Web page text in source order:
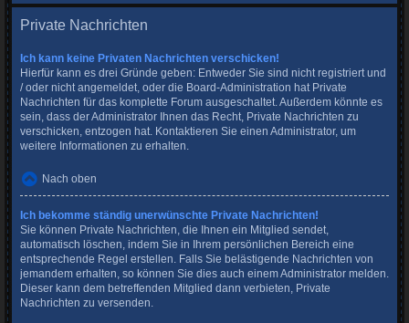
Private Nachrichten
Ich kann keine Privaten Nachrichten verschicken!
Hierfür kann es drei Gründe geben: Entweder Sie sind nicht registriert und
/ oder nicht angemeldet, oder die Board-Administration hat Private
Nachrichten für das komplette Forum ausgeschaltet. Außerdem könnte es
sein, dass der Administrator Ihnen das Recht, Private Nachrichten zu
verschicken, entzogen hat. Kontaktieren Sie einen Administrator, um
weitere Informationen zu erhalten.
Nach oben
Ich bekomme ständig unerwünschte Private Nachrichten!
Sie können Private Nachrichten, die Ihnen ein Mitglied sendet,
automatisch löschen, indem Sie in Ihrem persönlichen Bereich eine
entsprechende Regel erstellen. Falls Sie belästigende Nachrichten von
jemandem erhalten, so können Sie dies auch einem Administrator melden.
Dieser kann dem betreffenden Mitglied dann verbieten, Private
Nachrichten zu versenden.